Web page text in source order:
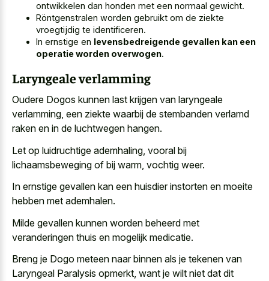
ontwikkelen dan honden met een normaal gewicht.
Röntgenstralen worden gebruikt om de ziekte
vroegtijdig te identificeren.
In ernstige en levensbedreigende gevallen kan een
operatie worden overwogen.
Laryngeale verlamming
Oudere Dogos kunnen last krijgen van laryngeale
verlamming, een ziekte waarbij de stembanden verlamd
raken en in de luchtwegen hangen.
Let op luidruchtige ademhaling, vooral bij
lichaamsbeweging of bij warm, vochtig weer.
In ernstige gevallen kan een huisdier instorten en moeite
hebben met ademhalen.
Milde gevallen kunnen worden beheerd met
veranderingen thuis en mogelijk medicatie.
Breng je Dogo meteen naar binnen als je tekenen van
Laryngeal Paralysis opmerkt, want je wilt niet dat dit